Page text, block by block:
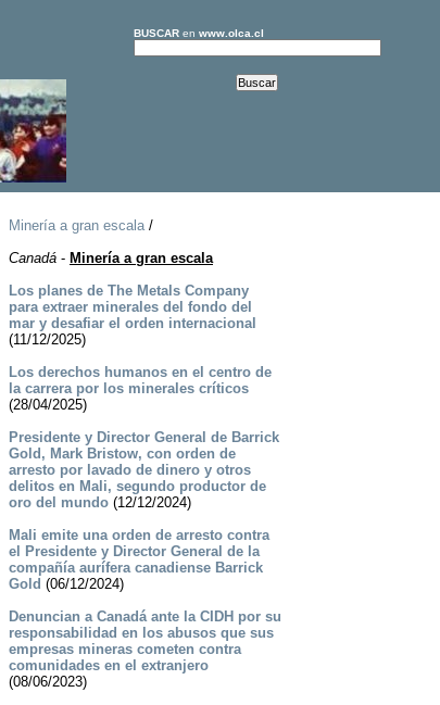
BUSCARen www.olca.cl
Minería a gran escala/
Canadá- Minería a gran escala
Los planes de The Metals Company
para extraer minerales del fondo del
mar y desafiar el orden internacional
(11/12/2025)
Los derechos humanos en el centro de
la carrera por los minerales críticos
(28/04/2025)
Presidente y Director General de Barrick
Gold, Mark Bristow, con orden de
arresto por lavado de dinero y otros
delitos en Mali, segundo productor de
oro del mundo(12/12/2024)
Mali emite una orden de arresto contra
el Presidente y Director General de la
compañía aurífera canadiense Barrick
Gold (06/12/2024)
Denuncian a Canadá ante la CIDH por su
responsabilidad en los abusos que sus
empresas mineras cometen contra
comunidades en el extranjero
(08/06/2023)